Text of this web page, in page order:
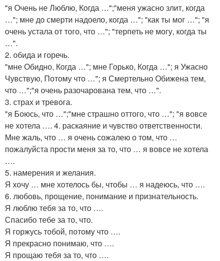
"я Очень не Люблю, Когда …";"меня ужасно злит, когда
…"; мне до смерти надоело, когда …"; "как ты мог …"; "я
очень устала от того, что …"; "терпеть не могу, когда ты
…".
2. обида и горечь.
"мне Обидно, Когда …"; мне Горько, Когда …"; я Ужасно
Чувствую, Потому что …"; я Смертельно Обижена тем,
что …";"я очень разочарована тем, что …".
3. страх и тревога.
"я Боюсь, что …";"мне страшно оттого, что …"; "я вовсе
не хотела …. 4. раскаяние и чувство ответственности.
Мне жаль, что … я очень сожалею о том, что …
пожалуйста прости меня за то, что … я вовсе не хотела
….
5. намерения и желания.
Я хочу … мне хотелось бы, чтобы … я надеюсь, что ….
6. любовь, прощение, понимание и признательность.
Я люблю тебя за то, что ….
Спасибо тебе за то, что.
Я горжусь тобой, потому что ….
Я прекрасно понимаю, что ….
Я прощаю тебя за то, что ….